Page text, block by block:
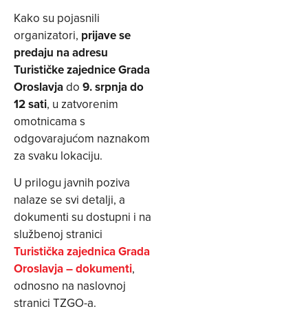
Kako su pojasnili
organizatori, prijave se
predaju na adresu
Turističke zajednice Grada
Oroslavjado 9. srpnja do
12 sati, u zatvorenim
omotnicama s
odgovarajućom naznakom
za svaku lokaciju.
U prilogu javnih poziva
nalaze se svi detalji, a
dokumenti su dostupni i na
službenoj stranici
Turistička zajednica Grada
Oroslavja – dokumenti,
odnosno na naslovnoj
stranici TZGO-a.